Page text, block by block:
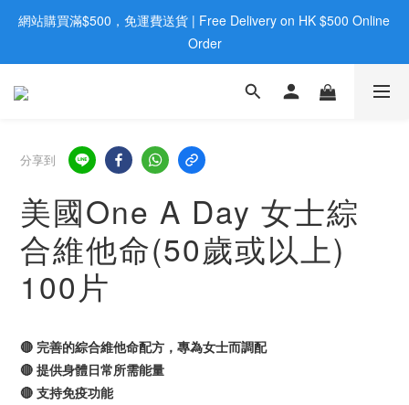
歡迎親臨旺角店購買：旺角弼街20號12樓B  |  RealDeal 保健品 |
WhatsApp 9560 0709
網站購買滿$500，免運費送貨 | Free Delivery on HK $500 Online
Order
歡迎親臨旺角店購買：旺角弼街20號12樓B  |  RealDeal 保健品 |
分享到
美國One A Day 女士綜
合維他命(50歲或以上)
100片
🔴 完善的綜合維他命配方，專為女士而調配
🔴 提供身體日常所需能量
🔴 支持免疫功能